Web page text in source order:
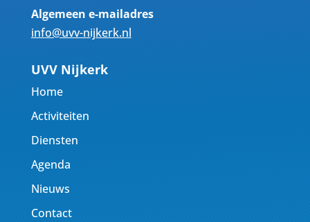
Algemeen e-mailadres
info@uvv-nijkerk.nl
UVV Nijkerk
Home
Activiteiten
Diensten
Agenda
Nieuws
Contact